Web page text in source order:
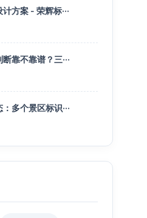
方案 - 荣辉标···
靠不靠谱？三···
多个景区标识···